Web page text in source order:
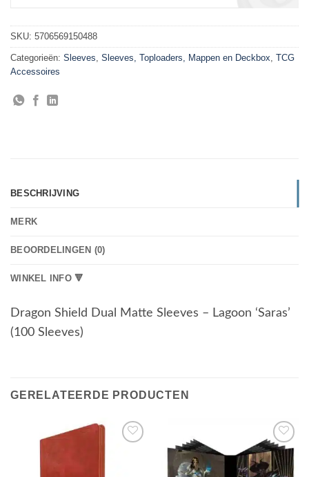
SKU: 5706569150488
Categorieën: Sleeves, Sleeves, Toploaders, Mappen en Deckbox, TCG
Accessoires
BESCHRIJVING
MERK
BEOORDELINGEN (0)
WINKEL INFO 🔻
Dragon Shield Dual Matte Sleeves – Lagoon ‘Saras’
(100 Sleeves)
GERELATEERDE PRODUCTEN